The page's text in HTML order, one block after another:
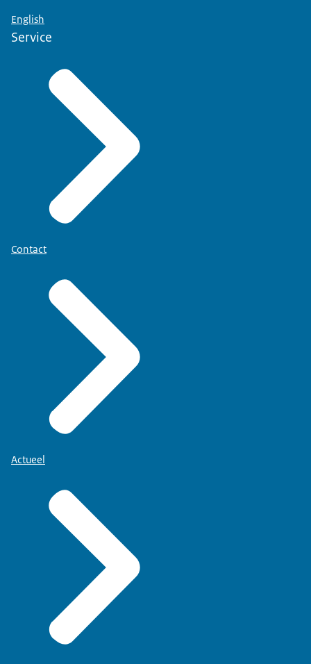
English
Service
Contact
Actueel